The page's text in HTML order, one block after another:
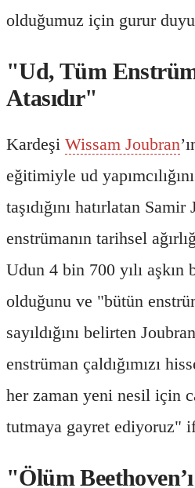
olduğumuz için gurur
"Ud, Tüm
Atasıdır"
Kardeşi Wissam Joubran
eğitimiyle ud
taşıdığını hatırlatan
enstrümanın tarihsel
Udun 4 bin 700 yılı aşkın
olduğunu ve "bütün
sayıldığını belirten
enstrüman çaldığımızı
her zaman yeni nesil için
tutmaya gayret ediyoruz"
"Ölüm